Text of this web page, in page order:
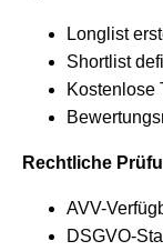
Longlist
Shortlist
Kostenlose
Rechtliche
AVV-
DSGVO-